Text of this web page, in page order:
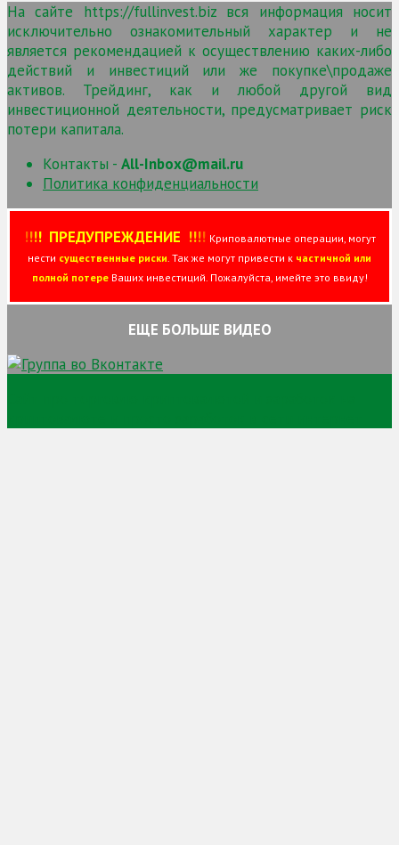
На сайте https://fullinvest.biz вся информация носит
исключительно ознакомительный характер и не
является рекомендацией к осуществлению каких-либо
действий и инвестиций или же покупке\продаже
активов. Трейдинг, как и любой другой вид
инвестиционной деятельности, предусматривает риск
потери капитала.
Контакты - All-Inbox@mail.ru
Политика конфиденциальности
!!!!ПРЕДУПРЕЖДЕНИЕ !!!! Криповалютные операции, могут
нести существенные риски . Так же могут привести к частичной или
полной потереВаших инвестиций. Пожалуйста, имейте это ввиду!
ЕЩЕ БОЛЬШЕ ВИДЕО